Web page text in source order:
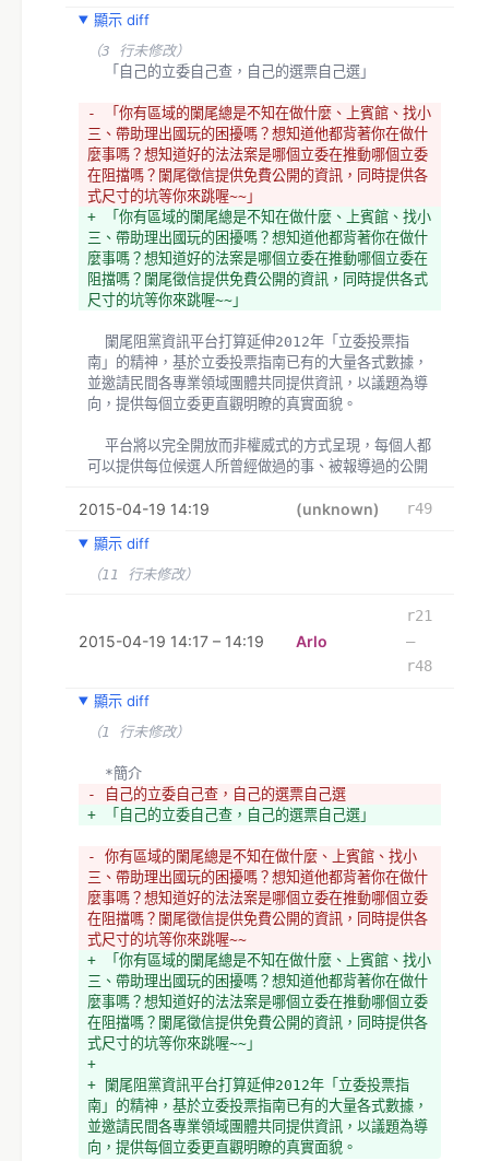
顯示 diff
（3 行未修改）
  「自己的立委自己查，自己的選票自己選」
- 「你有區域的闌尾總是不知在做什麼、上賓館、找小
三、帶助理出國玩的困擾嗎？想知道他都背著你在做什
麼事嗎？想知道好的法法案是哪個立委在推動哪個立委
在阻擋嗎？闌尾徵信提供免費公開的資訊，同時提供各
式尺寸的坑等你來跳喔~~」
+ 「你有區域的闌尾總是不知在做什麼、上賓館、找小
三、帶助理出國玩的困擾嗎？想知道他都背著你在做什
麼事嗎？想知道好的法案是哪個立委在推動哪個立委在
阻擋嗎？闌尾徵信提供免費公開的資訊，同時提供各式
尺寸的坑等你來跳喔~~」
南」的精神，基於立委投票指南已有的大量各式數據，
並邀請民間各專業領域團體共同提供資訊，以議題為導
向，提供每個立委更直觀明瞭的真實面貌。
可以提供每位候選人所曾經做過的事、被報導過的公開
致力保持公正性，只提供公開以及有憑據的資訊連結與
- #
+
+ *精準的評價系統
+ *可直接參與的公民之聲
+ *已規劃的社會議題
住、教育文化、國家主權、公民權利
+ *系統主要模組(暫定)
+ *爬蟲系統
+ *資訊上稿系統
+ *戰力表系統
+ *即時標籤系統
+ *參選人資訊整合系統
+ *焦點動態上稿系統
+ *公民之聲更新系統
+
+ *目前進度
+ 已邀請各領域的民間團體一同加入，目前正在募集平
台開發人員一起跳坑，2015/5月前開幹
+
+ *預計上線時間
+ 2015年10月上線，2016年1月是立委選舉，所以最
晚要在選前三個月上線效益會比較好。
+
+ *專案授權方式
2015-04-19 14:19 (unknown)
r49
顯示 diff
（11 行未修改）
2015-04-19 14:17 – 14:19 Arlo
r21
–
r48
顯示 diff
（1 行未修改）
  *簡介
- 自己的立委自己查，自己的選票自己選
+ 「自己的立委自己查，自己的選票自己選」
- 你有區域的闌尾總是不知在做什麼、上賓館、找小
三、帶助理出國玩的困擾嗎？想知道他都背著你在做什
麼事嗎？想知道好的法法案是哪個立委在推動哪個立委
在阻擋嗎？闌尾徵信提供免費公開的資訊，同時提供各
式尺寸的坑等你來跳喔~~
+ 「你有區域的闌尾總是不知在做什麼、上賓館、找小
三、帶助理出國玩的困擾嗎？想知道他都背著你在做什
麼事嗎？想知道好的法法案是哪個立委在推動哪個立委
在阻擋嗎？闌尾徵信提供免費公開的資訊，同時提供各
式尺寸的坑等你來跳喔~~」
+
+ 闌尾阻黨資訊平台打算延伸2012年「立委投票指
南」的精神，基於立委投票指南已有的大量各式數據，
並邀請民間各專業領域團體共同提供資訊，以議題為導
向，提供每個立委更直觀明瞭的真實面貌。